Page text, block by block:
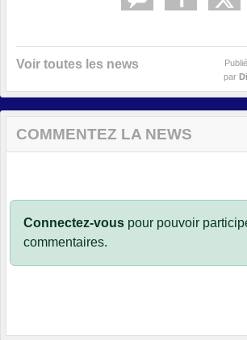
Voir toutes les news
par
COMMENTEZ LA NEWS
Connectez-vous pour pouvoir
commentaires.